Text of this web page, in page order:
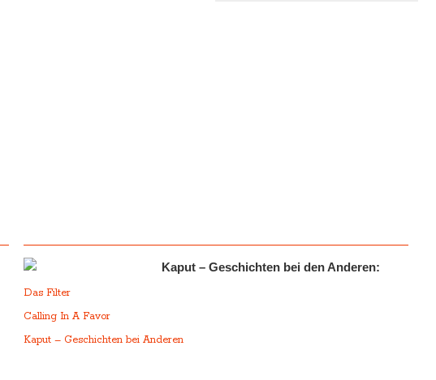
Kaput – Geschichten bei den Anderen:
Das Filter
Calling In A Favor
Kaput – Geschichten bei Anderen